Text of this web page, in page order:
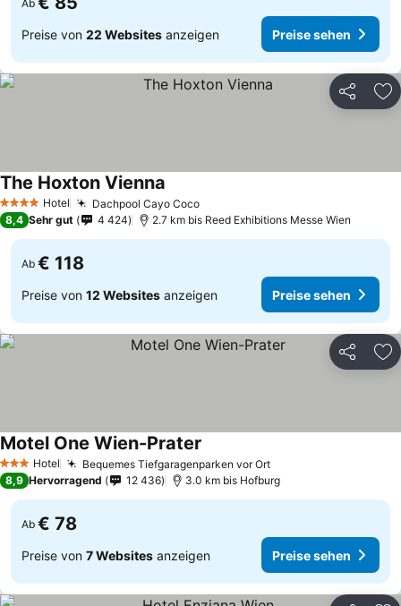
Ab
Preise von 22 Websites anzeigen Preise sehen
Teilen
4 Sterne Hotel Dachpool Cayo CocoPreise sehen
The Hoxton Vienna
8,4 Sehr gut 4 424 2.7 km bis Reed Exhibitions Messe Wien
Ab € 118
Preise von 12 Websites anzeigen Preise sehen
Teilen
3 SterneHotel Bequemes Tiefgaragenparken vor OrtPreise sehen
Motel One Wien-Prater
8,9 Hervorragend 12 436 3.0 km bis Hofburg
Ab € 78
Preise von 7 Websites anzeigen Preise sehen